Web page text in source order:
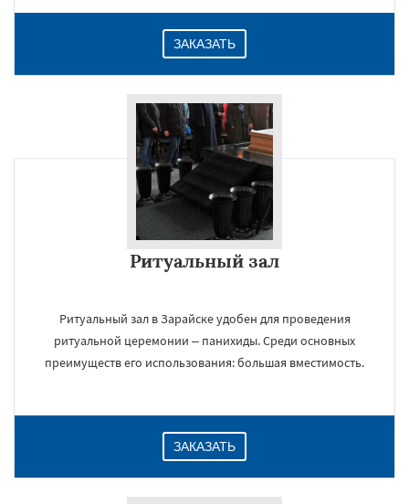
ЗАКАЗАТЬ
Ритуальный зал
Ритуальный зал в Зарайске удобен для проведения
ритуальной церемонии – панихиды. Среди основных
преимуществ его использования: большая вместимость.
ЗАКАЗАТЬ